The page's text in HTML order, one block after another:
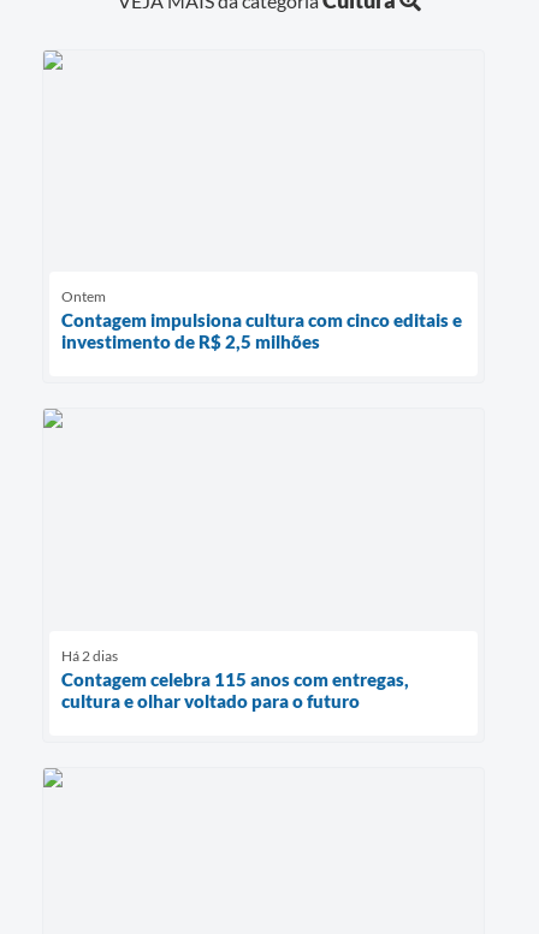
Ontem
Contagem impulsiona cultura com cinco editais e
investimento de R$ 2,5 milhões
Há 2 dias
Contagem celebra 115 anos com entregas,
cultura e olhar voltado para o futuro